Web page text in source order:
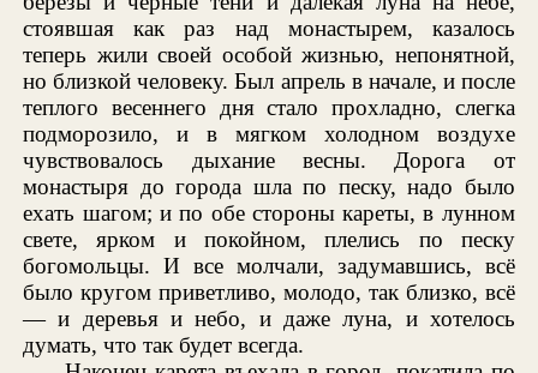
стоявшая как раз над монастырем, казалось
теперь жили своей особой жизнью, непонятной,
но близкой человеку. Был апрель в начале, и после
теплого весеннего дня стало прохладно, слегка
подморозило, и в мягком холодном воздухе
чувствовалось дыхание весны. Дорога от
монастыря до города шла по песку, надо было
ехать шагом; и по обе стороны кареты, в лунном
свете, ярком и покойном, плелись по песку
богомольцы. И все молчали, задумавшись, всё
было кругом приветливо, молодо, так близко, всё
— и деревья и небо, и даже луна, и хотелось
думать, что так будет всегда.